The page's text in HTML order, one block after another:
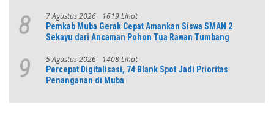
8 7 Agustus 2026 1619 Lihat
Pemkab Muba Gerak Cepat Amankan Siswa SMAN 2
Sekayu dari Ancaman Pohon Tua Rawan Tumbang
9 5 Agustus 2026 1408 Lihat
Percepat Digitalisasi, 74 Blank Spot Jadi Prioritas
Penanganan di Muba